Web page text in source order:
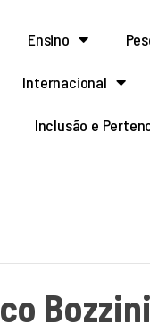
Ensino
Internacional
Inclusão e
Bozzini